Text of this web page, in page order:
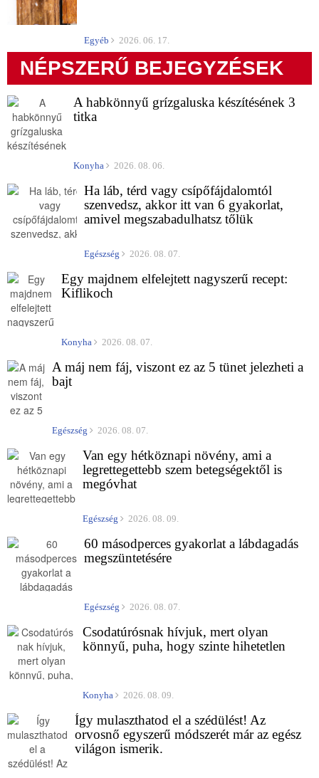
Egyéb 2026. 06. 17.
NÉPSZERŰ BEJEGYZÉSEK
A habkönnyű grízgaluska készítésének 3
titka
Konyha 2026. 08. 06.
Ha láb, térd vagy csípőfájdalomtól
szenvedsz, akkor itt van 6 gyakorlat,
amivel megszabadulhatsz tőlük
Egészség 2026. 08. 07.
Egy majdnem elfelejtett nagyszerű recept:
Kiflikoch
Konyha 2026. 08. 07.
A máj nem fáj, viszont ez az 5 tünet jelezheti a
bajt
Egészség 2026. 08. 07.
Van egy hétköznapi növény, ami a
legrettegettebb szem betegségektől is
megóvhat
Egészség 2026. 08. 09.
60 másodperces gyakorlat a lábdagadás
megszüntetésére
Egészség 2026. 08. 07.
Csodatúrósnak hívjuk, mert olyan
könnyű, puha, hogy szinte hihetetlen
Konyha 2026. 08. 09.
Így mulaszthatod el a szédülést! Az
orvosnő egyszerű módszerét már az egész
világon ismerik.